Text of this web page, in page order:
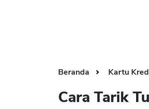
Beranda Kartu
Cara Tarik